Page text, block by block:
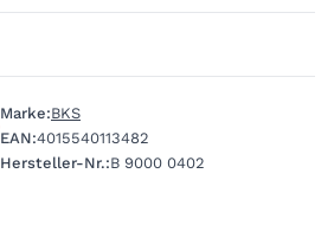
Marke:BKS
EAN:4015540113482
Hersteller-Nr.:B 9000 0402